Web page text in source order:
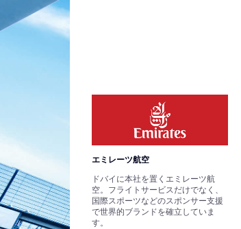
エミレーツ航空
ドバイに本社を置くエミレーツ航
空。フライトサービスだけでなく、
国際スポーツなどのスポンサー支援
で世界的ブランドを確立していま
す。